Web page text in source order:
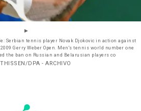
Serbian tennis player Novak Djokovic in action against
Gerry Weber Open. Men's tennis world number one
the ban on Russian and Belarusian players co
DPA - ARCHIVO